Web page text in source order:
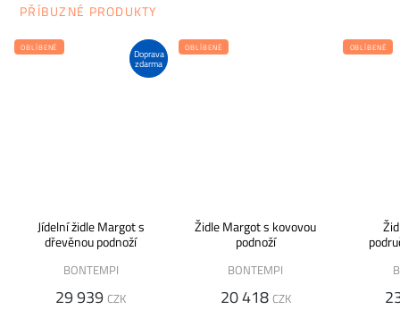
PŘÍBUZNÉ PRODUKTY
Doprava
zdarma
OBLÍBENÉ
Jídelní židle Margot s
dřevěnou podnoží
BONTEMPI
29 939 CZK
OBLÍBENÉ
Židle Margot s kovovou
podnoží
BONTEMPI
20 418 CZK
OBLÍBENÉ